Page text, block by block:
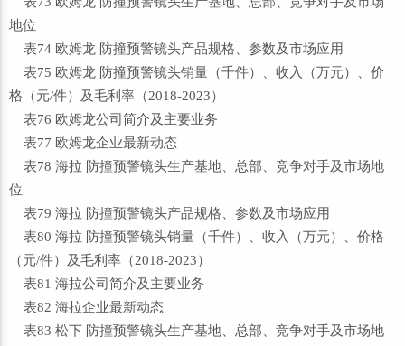
地位
表74 欧姆龙 防撞预警镜头产品规格、参数及市场应用
表75 欧姆龙 防撞预警镜头销量（千件）、收入（万元）、价
格（元/件）及毛利率（2018-2023）
表76 欧姆龙公司简介及主要业务
表77 欧姆龙企业最新动态
表78 海拉 防撞预警镜头生产基地、总部、竞争对手及市场地
位
表79 海拉 防撞预警镜头产品规格、参数及市场应用
表80 海拉 防撞预警镜头销量（千件）、收入（万元）、价格
（元/件）及毛利率（2018-2023）
表81 海拉公司简介及主要业务
表82 海拉企业最新动态
表83 松下 防撞预警镜头生产基地、总部、竞争对手及市场地